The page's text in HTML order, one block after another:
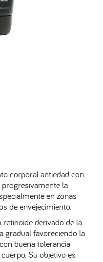
corporal antiedad con
la
en zonas
de envejecimiento.
derivado de la
gradual favoreciendo la
buena tolerancia
Su objetivo es